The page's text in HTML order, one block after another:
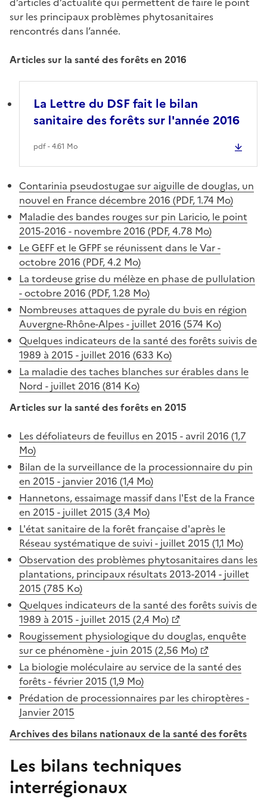
sur les principaux problèmes phytosanitaires
rencontrés dans l’année.
Articles sur la santé des forêts en 2016
La Lettre du DSF fait le bilan
sanitaire des forêts sur l'année 2016
pdf - 4.61 Mo
Contarinia pseudostugae sur aiguille de douglas, un
nouvel en France décembre 2016 (PDF, 1.74 Mo)
Maladie des bandes rouges sur pin Laricio, le point
2015-2016 - novembre 2016 (PDF, 4.78 Mo)
Le GEFF et le GFPF se réunissent dans le Var -
octobre 2016 (PDF, 4.2 Mo)
La tordeuse grise du mélèze en phase de pullulation
- octobre 2016 (PDF, 1.28 Mo)
Nombreuses attaques de pyrale du buis en région
Auvergne-Rhône-Alpes - juillet 2016 (574 Ko)
Quelques indicateurs de la santé des forêts suivis de
1989 à 2015 - juillet 2016 (633 Ko)
La maladie des taches blanches sur érables dans le
Nord - juillet 2016 (814 Ko)
Articles sur la santé des forêts en 2015
Les défoliateurs de feuillus en 2015 - avril 2016 (1,7
Mo)
Bilan de la surveillance de la processionnaire du pin
en 2015 - janvier 2016 (1,4 Mo)
Hannetons, essaimage massif dans l'Est de la France
en 2015 - juillet 2015 (3,4 Mo)
L'état sanitaire de la forêt française d'après le
Réseau systématique de suivi - juillet 2015 (1,1 Mo)
Observation des problèmes phytosanitaires dans les
plantations, principaux résultats 2013-2014 - juillet
2015 (785 Ko)
Quelques indicateurs de la santé des forêts suivis de
1989 à 2015 - juillet 2015 (2,4 Mo)
Rougissement physiologique du douglas, enquête
sur ce phénomène - juin 2015 (2,56 Mo)
La biologie moléculaire au service de la santé des
forêts - février 2015 (1,9 Mo)
Prédation de processionnaires par les chiroptères -
Janvier 2015
Archives des bilans nationaux de la santé des forêts
Les bilans techniques
interrégionaux